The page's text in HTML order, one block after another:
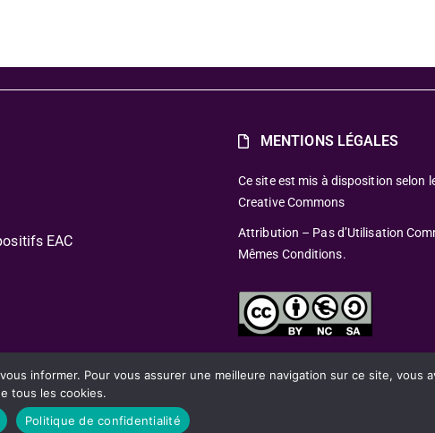
EAC
MENTIONS LÉGALES
Ce site est mis à disposition selon
Creative Commons
Attribution – Pas d’Utilisation
Mêmes Conditions.
informer. Pour vous assurer une meilleure navigation sur ce site, vous
tous les cookies.
Politique de confidentialité